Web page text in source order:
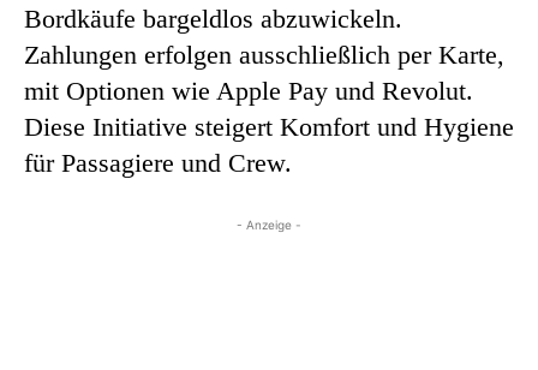
Bordkäufe bargeldlos abzuwickeln.
Zahlungen erfolgen ausschließlich per Karte,
mit Optionen wie Apple Pay und Revolut.
Diese Initiative steigert Komfort und Hygiene
für Passagiere und Crew.
- Anzeige -